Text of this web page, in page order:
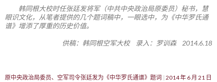
韩同根大校时任张廷发将军（中共中央政治局原委员）秘书，慧
眼识文化，从笔者提供的几个题词稿中，一眼选中，为《中华罗氏通
谱》增添了厚重的历史价值。
供稿：韩同根空军大校 录入：罗训森 2014.6.18
原中央政治局委员、空军司令张廷发为《中华罗氏通谱》题词 2014 年 6 月 21 日